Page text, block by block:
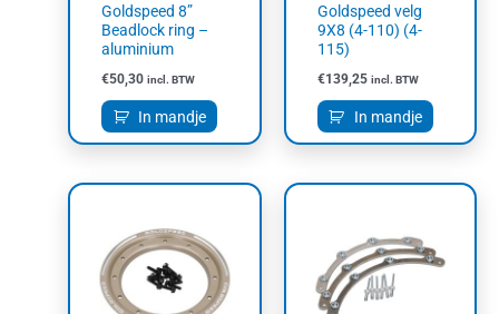
Goldspeed 8”
Beadlock ring –
aluminium
€50,30 incl. BTW
In mandje
Goldspeed velg
9X8 (4-110) (4-
115)
€139,25 incl. BTW
In mandje
heeft
meerdere